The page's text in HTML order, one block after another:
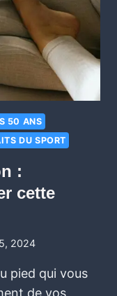
50 ANS
DU SPORT
:
cette
2024
pied qui vous
de vos